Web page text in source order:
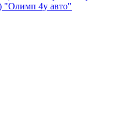
4у авто"